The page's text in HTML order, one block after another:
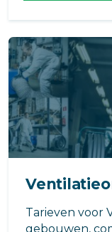
Tarieven voor
gebouwen,